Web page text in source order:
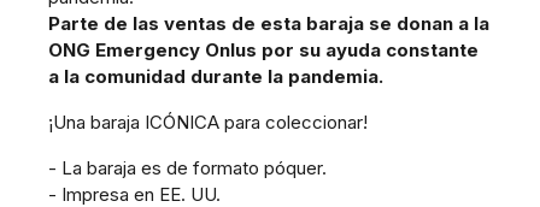
Parte de las ventas de esta baraja se donan a la
ONG Emergency Onlus por su ayuda constante
a la comunidad durante la pandemia.
¡Una baraja ICÓNICA para coleccionar!
- La baraja es de formato póquer.
- Impresa en EE. UU.